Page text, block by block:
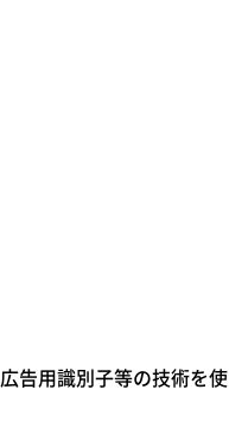
告用識別子等の技術を使